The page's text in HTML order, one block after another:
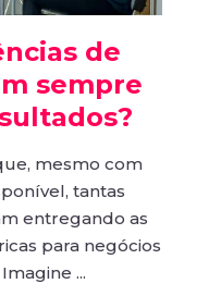
de
sempre
mesmo com
tantas
entregando as
para negócios
...